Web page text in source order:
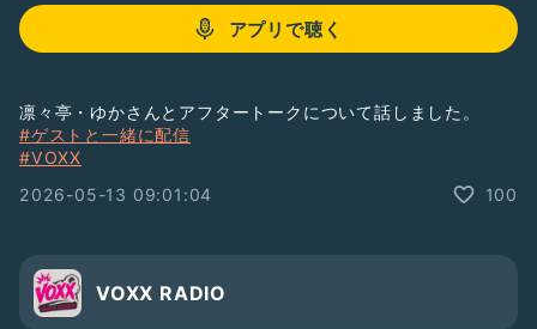
アプリで聴く
凛々亭・ゆかさんとアフタートークについて話しました。
#ゲストと一緒に配信
#VOXX
2026-05-13 09:01:04
100
VOXX RADIO